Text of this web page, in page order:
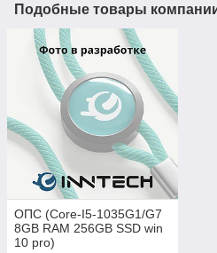
Подобные товары
ОПС (Core-I5-1035G1/G7
8GB RAM 256GB SSD win
10 pro)